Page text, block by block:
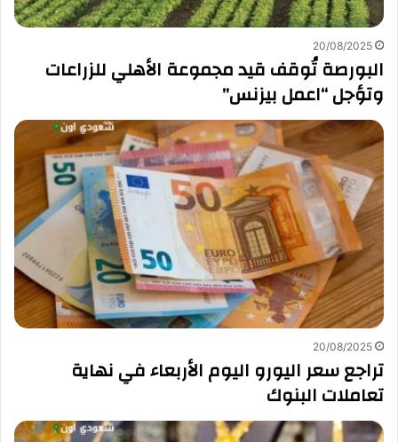
20/08/2025
البورصة تُوقف قيد مجموعة الأهلي للزراعات
وتؤجل “اعمل بيزنس”
20/08/2025
تراجع سعر اليورو اليوم الأربعاء في نهاية
تعاملات البنوك